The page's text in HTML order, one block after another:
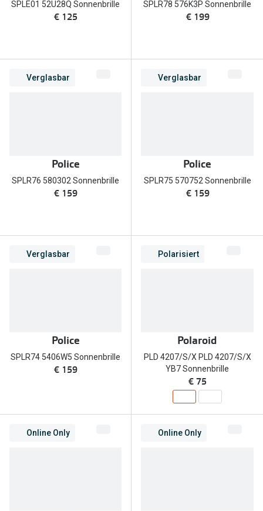
SPLE01 52U28Q Sonnenbrille
€ 125
SPLR78 576K3P Sonnenbrille
€ 199
Verglasbar
Police
SPLR76 580302 Sonnenbrille
€ 159
Verglasbar
Police
SPLR75 570752 Sonnenbrille
€ 159
Verglasbar
Police
SPLR74 5406W5 Sonnenbrille
€ 159
Polarisiert
Polaroid
PLD 4207/S/X PLD 4207/S/X
YB7 Sonnenbrille
€ 75
Online Only Online Only